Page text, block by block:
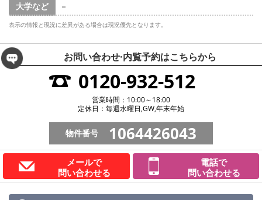
大学など
－
表示の情報と現況に差異がある場合は現況優先となります。
お問い合わせ·内覧予約はこちらから
0120-932-512
営業時間：10:00～18:00
定休日：毎週水曜日,GW,年末年始
物件番号 1064426043
メールで
問い合わせる
電話で
問い合わせる